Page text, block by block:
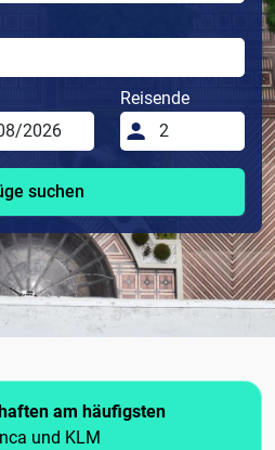
Reisende
suchen
am häufigsten
und KLM